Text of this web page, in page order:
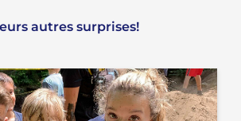
autres surprises!